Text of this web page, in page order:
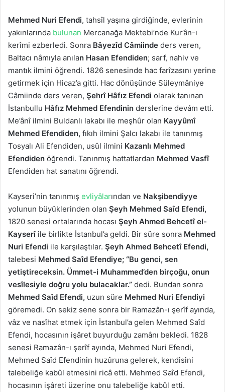
Mehmed Nuri Efendi, tahsîl yaşına girdiğinde, evlerinin
yakınlarında bulunan Mercanağa Mektebi’nde Kur’ân-ı
kerîmi ezberledi. Sonra Bâyezîd Câmiinde ders veren,
Baltacı nâmıyla anılan Hasan Efendiden; sarf, nahiv ve
mantık ilmini öğrendi. 1826 senesinde hac farîzasını yerine
getirmek için Hicaz’a gitti. Hac dönüşünde Süleymâniye
Câmiinde ders veren, Şehrî Hâfız Efendi olarak tanınan
İstanbullu Hâfız Mehmed Efendinin derslerine devâm etti.
Me’ânî ilmini Buldanlı lakabı ile meşhûr olan Kayyûmî
Mehmed Efendiden, fıkıh ilmini Şalcı lakabı ile tanınmış
Tosyalı Ali Efendiden, usûl ilmini Kazanlı Mehmed
Efendiden öğrendi. Tanınmış hattatlardan Mehmed Vasfî
Efendiden hat sanatını öğrendi.
Kayseri’nin tanınmış evliyâlarından ve Nakşibendiyye
yolunun büyüklerinden olan Şeyh Mehmed Saîd Efendi,
1820 senesi ortalarında hocası Şeyh Ahmed Behcetî el-
Kayserîile birlikte İstanbul’a geldi. Bir süre sonra Mehmed
Nuri Efendi ile karşılaştılar. Şeyh Ahmed Behcetî Efendi,
talebesi Mehmed Saîd Efendiye; “Bu genci, sen
yetiştireceksin. Ümmet-i Muhammed’den birçoğu, onun
vesîlesiyle doğru yolu bulacaklar.” dedi. Bundan sonra
Mehmed Saîd Efendi, uzun süre Mehmed Nuri Efendiyi
göremedi. On sekiz sene sonra bir Ramazân-ı şerîf ayında,
vâz ve nasîhat etmek için İstanbul’a gelen Mehmed Saîd
Efendi, hocasının işâret buyurduğu zamânı bekledi. 1828
senesi Ramazân-ı şerîf ayında, Mehmed Nuri Efendi,
Mehmed Saîd Efendinin huzûruna gelerek, kendisini
talebeliğe kabûl etmesini ricâ etti. Mehmed Saîd Efendi,
hocasının işâreti üzerine onu talebeliğe kabûl etti.